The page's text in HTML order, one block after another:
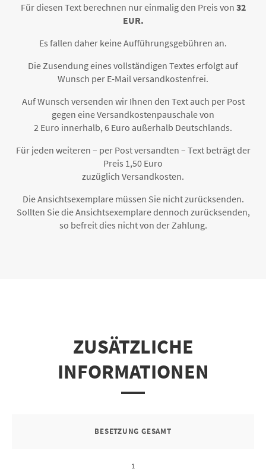
Für diesen Text berechnen nur einmalig den Preis von 32
EUR.
Es fallen daher keine Aufführungsgebühren an.
Die Zusendung eines vollständigen Textes erfolgt auf
Wunsch per E-Mail versandkostenfrei.
Auf Wunsch versenden wir Ihnen den Text auch per Post
gegen eine Versandkostenpauschale von
2 Euro innerhalb, 6 Euro außerhalb Deutschlands.
Für jeden weiteren – per Post versandten – Text beträgt der
Preis 1,50 Euro
zuzüglich Versandkosten.
Die Ansichtsexemplare müssen Sie nicht zurücksenden.
Sollten Sie die Ansichtsexemplare dennoch zurücksenden,
so befreit dies nicht von der Zahlung.
ZUSÄTZLICHE
INFORMATIONEN
BESETZUNG GESAMT
1